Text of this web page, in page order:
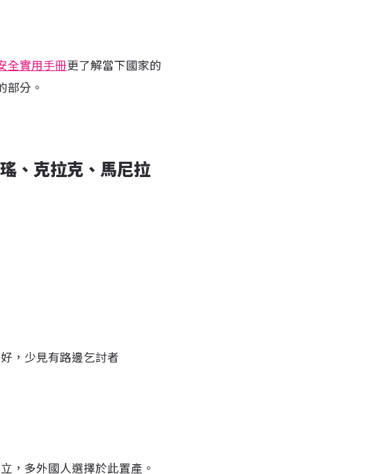
全實用手冊更了解當下國家的
部分。
、克拉克、馬尼拉
，少見有路邊乞討者
，多外國人選擇於此置產。